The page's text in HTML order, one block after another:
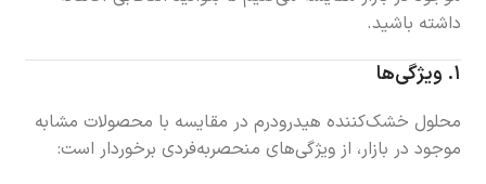
داشته باشید.
۱. ویژگی‌ها
محلول خشک‌کننده هیدرودرم در مقایسه با محصولات مشابه
موجود در بازار، از ویژگی‌های منحصربه‌فردی برخوردار است: